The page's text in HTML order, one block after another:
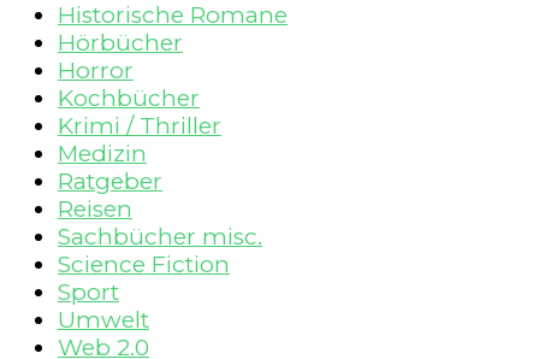
Historische Romane
Hörbücher
Horror
Kochbücher
Krimi / Thriller
Medizin
Ratgeber
Reisen
Sachbücher misc.
Science Fiction
Sport
Umwelt
Web 2.0